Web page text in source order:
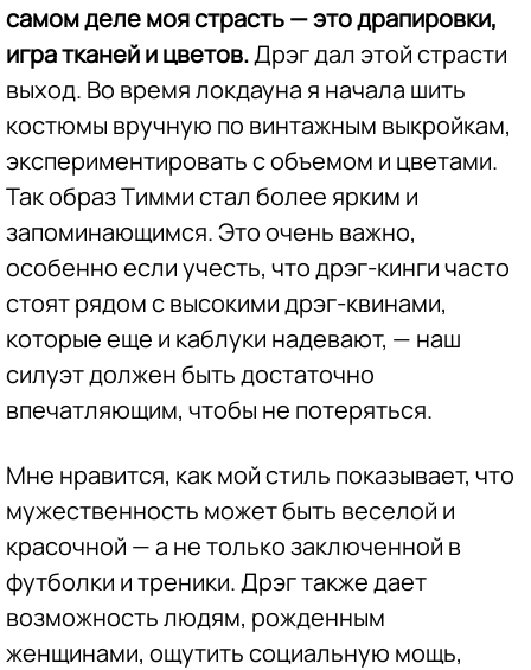
самом деле моя страсть — это драпировки,
игра тканей и цветов.Дрэг дал этой страсти
выход. Во время локдауна я начала шить
костюмы вручную по винтажным выкройкам,
экспериментировать с объемом и цветами.
Так образ Тимми стал более ярким и
запоминающимся. Это очень важно,
особенно если учесть, что дрэг-кинги часто
стоят рядом с высокими дрэг-квинами,
которые еще и каблуки надевают, — наш
силуэт должен быть достаточно
впечатляющим, чтобы не потеряться.
Мне нравится, как мой стиль показывает, что
мужественность может быть веселой и
красочной — а не только заключенной в
футболки и треники. Дрэг также дает
возможность людям, рожденным
женщинами, ощутить социальную мощь,